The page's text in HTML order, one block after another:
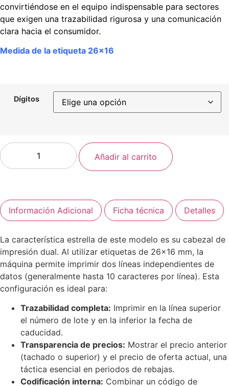
convirtiéndose en el equipo indispensable para sectores
que exigen una trazabilidad rigurosa y una comunicación
clara hacia el consumidor.
Medida de la etiqueta 26×16
Dígitos
Añadir al carrito
Información Adicional Ficha técnica Detalles
La característica estrella de este modelo es su cabezal de
impresión dual. Al utilizar etiquetas de 26×16 mm, la
máquina permite imprimir dos líneas independientes de
datos (generalmente hasta 10 caracteres por línea). Esta
configuración es ideal para:
Trazabilidad completa: Imprimir en la línea superior
el número de lote y en la inferior la fecha de
caducidad.
Transparencia de precios: Mostrar el precio anterior
(tachado o superior) y el precio de oferta actual, una
táctica esencial en periodos de rebajas.
Codificación interna: Combinar un código de